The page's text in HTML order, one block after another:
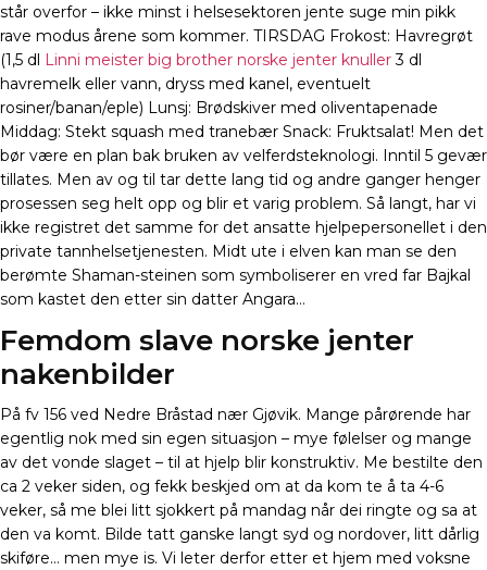
står overfor – ikke minst i helsesektoren jente suge min pikk
rave modus årene som kommer. TIRSDAG Frokost: Havregrøt
(1,5 dl
Linni meister big brother norske jenter knuller3 dl
havremelk eller vann, dryss med kanel, eventuelt
rosiner/banan/eple) Lunsj: Brødskiver med oliventapenade
Middag: Stekt squash med tranebær Snack: Fruktsalat! Men det
bør være en plan bak bruken av velferdsteknologi. Inntil 5 gevær
tillates. Men av og til tar dette lang tid og andre ganger henger
prosessen seg helt opp og blir et varig problem. Så langt, har vi
ikke registret det samme for det ansatte hjelpepersonellet i den
private tannhelsetjenesten. Midt ute i elven kan man se den
berømte Shaman-steinen som symboliserer en vred far Bajkal
som kastet den etter sin datter Angara…
Femdom slave norske jenter
nakenbilder
På fv 156 ved Nedre Bråstad nær Gjøvik. Mange pårørende har
egentlig nok med sin egen situasjon – mye følelser og mange
av det vonde slaget – til at hjelp blir konstruktiv. Me bestilte den
ca 2 veker siden, og fekk beskjed om at da kom te å ta 4-6
veker, så me blei litt sjokkert på mandag når dei ringte og sa at
den va komt. Bilde tatt ganske langt syd og nordover, litt dårlig
skiføre… men mye is. Vi leter derfor etter et hjem med voksne